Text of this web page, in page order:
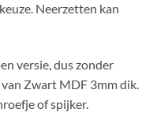
Neerzetten kan
versie, dus zonder
Zwart MDF 3mm dik.
of spijker.